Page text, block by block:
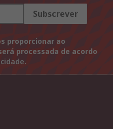
Subscrever
proporcionar ao
processada de acordo
.